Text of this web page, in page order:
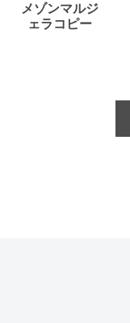
メゾンマルジ
ェラコピー